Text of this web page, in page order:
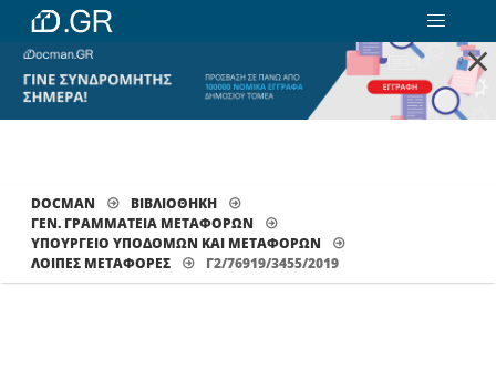
×
DOCMAN
ΒΙΒΛΙΟΘΗΚΗ
ΓΕΝ. ΓΡΑΜΜΑΤΕΙΑ ΜΕΤΑΦΟΡΩΝ
ΥΠΟΥΡΓΕΙΟ ΥΠΟΔΟΜΩΝ ΚΑΙ ΜΕΤΑΦΟΡΩΝ
ΛΟΙΠΈΣ ΜΕΤΑΦΟΡΈΣ
Γ2/76919/3455/2019